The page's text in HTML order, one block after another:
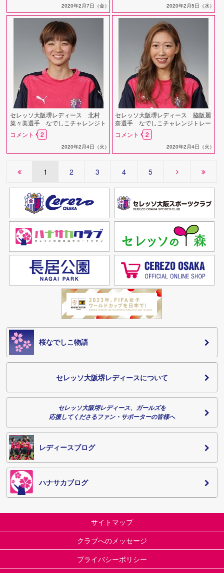
2020年2月7日（金） 2020年2月5日（水）
セレッソ大阪堺レディース 北村
菜々美選手 なでしこチャレンジト
レーニングキャンプメンバーに選出
コメント 2
2020年2月4日（火）
セレッソ大阪堺レディース 脇阪麗
奈選手 なでしこチャレンジトレー
ニングキャンプメンバーに選出
コメント 2
2020年2月4日（火）
1 2 3 4 5
桜なでしこ物語
セレッソ大阪堺レディースについて
セレッソ大阪堺レディース、ガールズを
応援してくださるファン・サポーターの皆様へ
レディースブログ
ハナサカブログ
サイトマップ
クラブへのメッセージ
プライバシーポリシー